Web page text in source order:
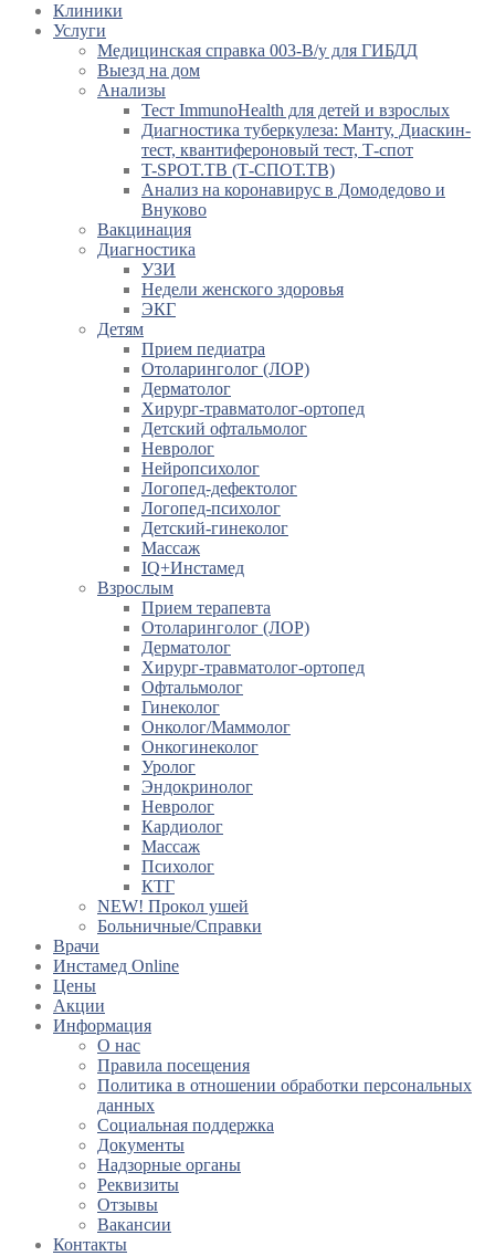
Клиники
Услуги
Медицинская справка 003-В/у для ГИБДД
Выезд на дом
Анализы
Тест ImmunoHealth для детей и взрослых
Диагностика туберкулеза: Манту, Диаскин-
тест, квантифероновый тест, Т-спот
T-SPOT.TB (Т-СПОТ.ТВ)
Анализ на коронавирус в Домодедово и
Внуково
Вакцинация
Диагностика
УЗИ
Недели женского здоровья
ЭКГ
Детям
Прием педиатра
Отоларинголог (ЛОР)
Дерматолог
Хирург-травматолог-ортопед
Детский офтальмолог
Невролог
Нейропсихолог
Логопед-дефектолог
Логопед-психолог
Детский-гинеколог
Массаж
IQ+Инстамед
Взрослым
Прием терапевта
Отоларинголог (ЛОР)
Дерматолог
Хирург-травматолог-ортопед
Офтальмолог
Гинеколог
Онколог/Маммолог
Онкогинеколог
Уролог
Эндокринолог
Невролог
Кардиолог
Массаж
Психолог
КТГ
NEW! Прокол ушей
Больничные/Справки
Врачи
Инстамед Online
Цены
Акции
Информация
О нас
Правила посещения
Политика в отношении обработки персональных
данных
Социальная поддержка
Документы
Надзорные органы
Реквизиты
Отзывы
Вакансии
Контакты